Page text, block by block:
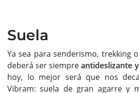
Suela
Ya sea para senderismo, trekking
deberá ser siempreantideslizante
hoy, lo mejor será que nos
Vibram: suela de gran agarre y